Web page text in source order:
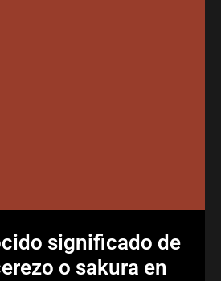
significado de
o sakura en